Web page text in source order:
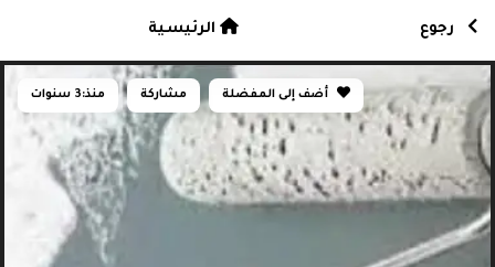
أضف إلى المفضلة مشاركة منذ:3 سنوات
رجوع الرئيسية